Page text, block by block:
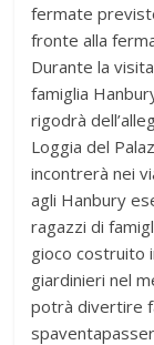
fermate
fronte alla
Durante la
famiglia
rigodrà
Loggia del
incontrerà nei
agli Hanbury
ragazzi di
gioco costruito
giardinieri nel
potrà divertire